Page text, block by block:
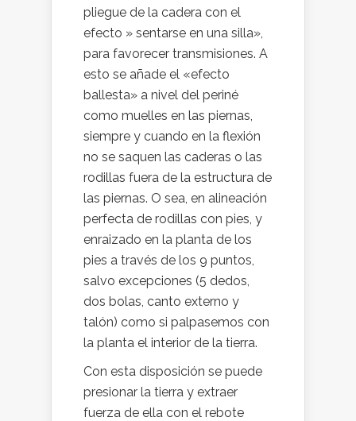
pliegue de la cadera con el
efecto » sentarse en una silla»,
para favorecer transmisiones. A
esto se añade el «efecto
ballesta» a nivel del periné
como muelles en las piernas,
siempre y cuando en la flexión
no se saquen las caderas o las
rodillas fuera de la estructura de
las piernas. O sea, en alineación
perfecta de rodillas con pies, y
enraizado en la planta de los
pies a través de los 9 puntos,
salvo excepciones (5 dedos,
dos bolas, canto externo y
talón) como si palpasemos con
la planta el interior de la tierra.
Con esta disposición se puede
presionar la tierra y extraer
fuerza de ella con el rebote